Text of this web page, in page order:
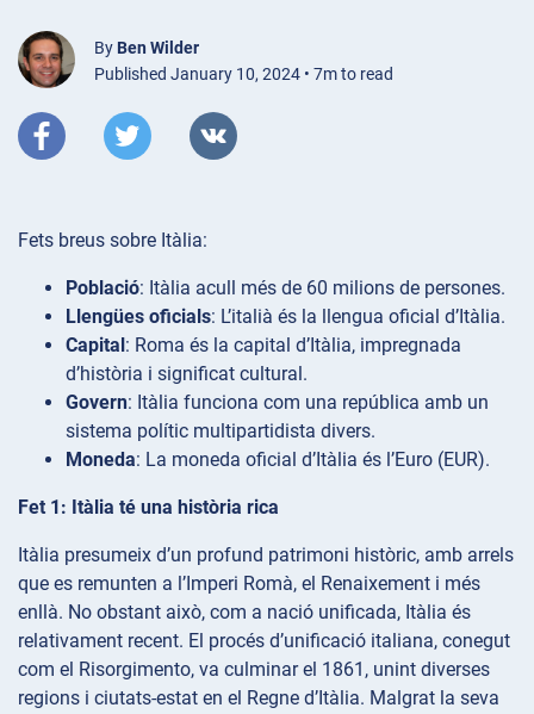
By Ben Wilder
Published January 10, 2024 • 7m to read
Fets breus sobre Itàlia:
Població: Itàlia acull més de 60 milions de persones.
Llengües oficials: L’italià és la llengua oficial d’Itàlia.
Capital: Roma és la capital d’Itàlia, impregnada
d’història i significat cultural.
Govern: Itàlia funciona com una república amb un
sistema polític multipartidista divers.
Moneda: La moneda oficial d’Itàlia és l’Euro (EUR).
Fet 1: Itàlia té una història rica
Itàlia presumeix d’un profund patrimoni històric, amb arrels
que es remunten a l’Imperi Romà, el Renaixement i més
enllà. No obstant això, com a nació unificada, Itàlia és
relativament recent. El procés d’unificació italiana, conegut
com el Risorgimento, va culminar el 1861, unint diverses
regions i ciutats-estat en el Regne d’Itàlia. Malgrat la seva